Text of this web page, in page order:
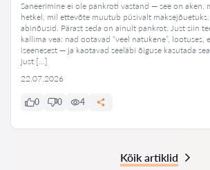
Saneerimine ei ole pankroti vastand — see on aken,
hetkel, mil ettevõte muutub püsivalt
abinõusid. Pärast seda on ainult pankrot. Just siin
kallima vea: nad ootavad “veel natukene”, lootuses,
iseenesest — ja kaotavad seeläbi õiguse kasutada
just […]
22.07.2026
0 0 4
Kõik artiklid